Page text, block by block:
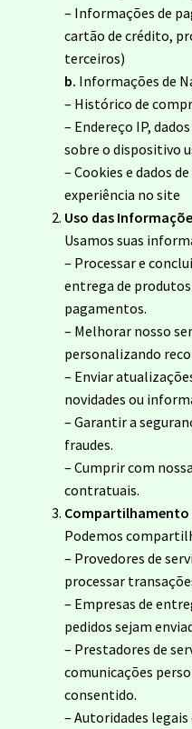
My account
My Account
New Arrivals
New Arrivals
Política de Privacidade
Termos e Condições
– Informações de
cartão de crédito,
terceiros)
b. Informações de
– Histórico de
– Endereço IP,
sobre o dispositivo
– Cookies e dados
experiência no site
Uso das
Usamos suas
– Processar e
entrega de
pagamentos.
– Melhorar nosso
personalizando
– Enviar
novidades ou
– Garantir a
fraudes.
– Cumprir com
contratuais.
Compartilhamento
Podemos
– Provedores de
processar
– Empresas de
pedidos sejam
– Prestadores de
comunicações
consentido.
– Autoridades